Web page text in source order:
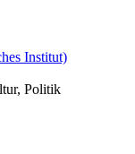
Institut)
Politik